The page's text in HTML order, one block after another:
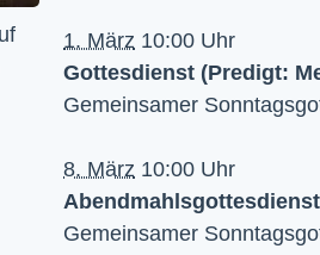
1. März 10:00 Uhr
Gottesdienst (Predigt:
Gemeinsamer
8. März 10:00 Uhr
Abendmahlsgottesdienst
Gemeinsamer